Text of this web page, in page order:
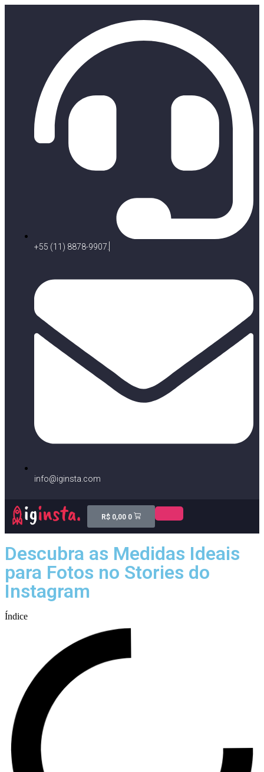
+55 (11) 8878-9907.
info@iginsta.com
R$0,00 0
Descubra as Medidas Ideais
para Fotos no Stories do
Instagram
Índice